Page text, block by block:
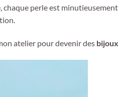
perle est minutieusement
atelier pour devenir des